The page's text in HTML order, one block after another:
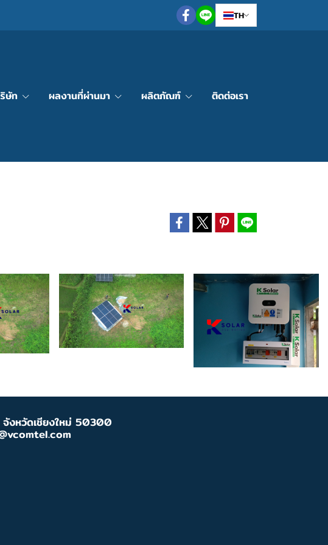
TH
ษัท ผลงานที่ผ่านมา ผลิตภัณฑ์ ติดต่อเรา
จังหวัดเชียงใหม่ 50300